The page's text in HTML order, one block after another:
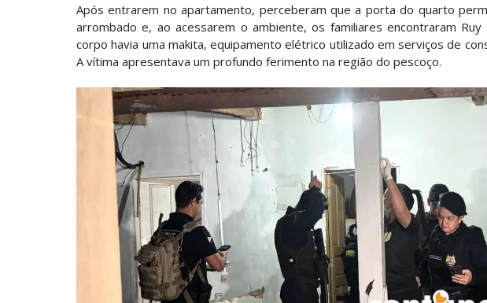
Após entrarem no apartamento, perceberam que a porta do quarto
arrombado e, ao acessarem o ambiente, os familiares encontraram
corpo havia uma makita, equipamento elétrico utilizado em serviços de
A vítima apresentava um profundo ferimento na região do pescoço.